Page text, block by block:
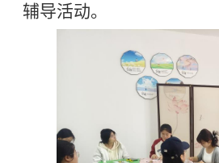
辅导活动。